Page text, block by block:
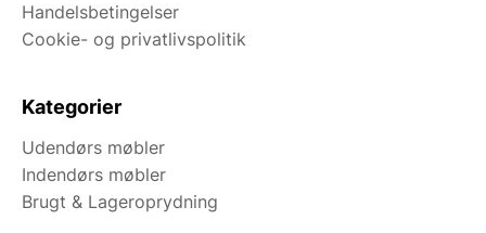
Handelsbetingelser
Cookie- og privatlivspolitik
Kategorier
Udendørs møbler
Indendørs møbler
Brugt & Lageroprydning